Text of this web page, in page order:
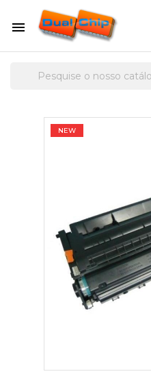

NEW